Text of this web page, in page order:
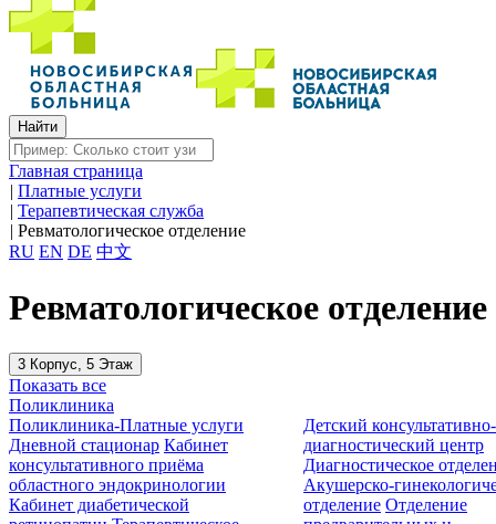
Главная страница
| Платные услуги
| Терапевтическая служба
| Ревматологическое отделение
RU EN DE 中文
Ревматологическое отделение
3 Корпус, 5 Этаж
Показать все
Поликлиника
Поликлиника-Платные услуги
Дневной стационар Кабинет
консультативного приёма
областного эндокринологии
Кабинет диабетической
Детский консультативно-
диагностический центр
Диагностическое
Акушерско-
отделение Отделение